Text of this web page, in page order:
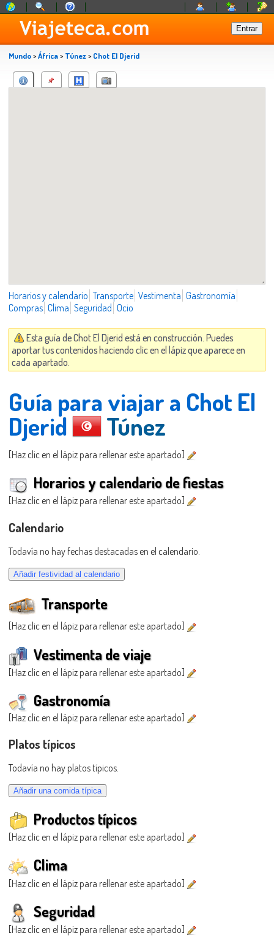
Mundo>África> Túnez> Chot El Djerid
Horarios y calendario Transporte Vestimenta Gastronomía
Compras Clima Seguridad Ocio
Esta guía de Chot El Djerid está en construcción. Puedes
aportar tus contenidos haciendo clic en el lápiz que aparece en
cada apartado.
Guía para viajar a Chot El
Djerid
Túnez
[Haz clic en el lápiz para rellenar este apartado]
Horarios y calendario de fiestas
[Haz clic en el lápiz para rellenar este apartado]
Calendario
Todavía no hay fechas destacadas en el calendario.
Transporte
[Haz clic en el lápiz para rellenar este apartado]
Vestimenta de viaje
[Haz clic en el lápiz para rellenar este apartado]
Gastronomía
[Haz clic en el lápiz para rellenar este apartado]
Platos típicos
Todavía no hay platos típicos.
Productos típicos
[Haz clic en el lápiz para rellenar este apartado]
Clima
[Haz clic en el lápiz para rellenar este apartado]
Seguridad
[Haz clic en el lápiz para rellenar este apartado]